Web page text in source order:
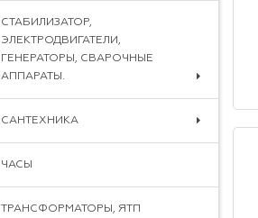
СТАБИЛИЗАТОР,
ЭЛЕКТРОДВИГАТЕЛИ,
ГЕНЕРАТОРЫ, СВАРОЧНЫЕ
АППАРАТЫ.
САНТЕХНИКА
ЧАСЫ
ТРАНСФОРМАТОРЫ, ЯТП